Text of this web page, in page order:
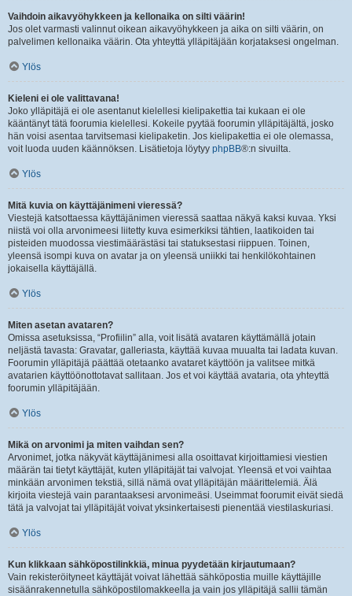
Vaihdoin aikavyöhykkeen ja kellonaika on silti väärin!
Jos olet varmasti valinnut oikean aikavyöhykkeen ja aika on silti väärin, on
palvelimen kellonaika väärin. Ota yhteyttä ylläpitäjään korjataksesi ongelman.
Ylös
Kieleni ei ole valittavana!
Joko ylläpitäjä ei ole asentanut kielellesi kielipakettia tai kukaan ei ole
kääntänyt tätä foorumia kielellesi. Kokeile pyytää foorumin ylläpitäjältä, josko
hän voisi asentaa tarvitsemasi kielipaketin. Jos kielipakettia ei ole olemassa,
voit luoda uuden käännöksen. Lisätietoja löytyy phpBB®:n sivuilta.
Ylös
Mitä kuvia on käyttäjänimeni vieressä?
Viestejä katsottaessa käyttäjänimen vieressä saattaa näkyä kaksi kuvaa. Yksi
niistä voi olla arvonimeesi liitetty kuva esimerkiksi tähtien, laatikoiden tai
pisteiden muodossa viestimäärästäsi tai statuksestasi riippuen. Toinen,
yleensä isompi kuva on avatar ja on yleensä uniikki tai henkilökohtainen
jokaisella käyttäjällä.
Ylös
Miten asetan avataren?
Omissa asetuksissa, “Profiilin” alla, voit lisätä avataren käyttämällä jotain
neljästä tavasta: Gravatar, galleriasta, käyttää kuvaa muualta tai ladata kuvan.
Foorumin ylläpitäjä päättää otetaanko avataret käyttöön ja valitsee mitkä
avatarien käyttöönottotavat sallitaan. Jos et voi käyttää avataria, ota yhteyttä
foorumin ylläpitäjään.
Ylös
Mikä on arvonimi ja miten vaihdan sen?
Arvonimet, jotka näkyvät käyttäjänimesi alla osoittavat kirjoittamiesi viestien
määrän tai tietyt käyttäjät, kuten ylläpitäjät tai valvojat. Yleensä et voi vaihtaa
minkään arvonimen tekstiä, sillä nämä ovat ylläpitäjän määrittelemiä. Älä
kirjoita viestejä vain parantaaksesi arvonimeäsi. Useimmat foorumit eivät siedä
tätä ja valvojat tai ylläpitäjät voivat yksinkertaisesti pienentää viestilaskuriasi.
Ylös
Kun klikkaan sähköpostilinkkiä, minua pyydetään kirjautumaan?
Vain rekisteröityneet käyttäjät voivat lähettää sähköpostia muille käyttäjille
sisäänrakennetulla sähköpostilomakkeella ja vain jos ylläpitäjä sallii tämän